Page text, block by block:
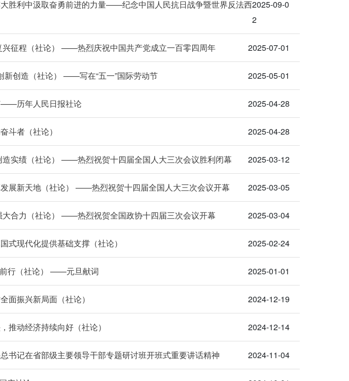
大胜利中汲取奋勇前进的力量——纪念中国人民抗日战争暨世界反法西2025-09-0
2
兴征程（社论） ——热烈庆祝中国共产党成立一百零四周年 2025-07-01
新创造（社论） ——写在“五一”国际劳动节 2025-05-01
——历年人民日报社论 2025-04-28
斗者（社论） 2025-04-28
造实绩（社论） ——热烈祝贺十四届全国人大三次会议胜利闭幕 2025-03-12
发展新天地（社论） ——热烈祝贺十四届全国人大三次会议开幕 2025-03-05
大合力（社论） ——热烈祝贺全国政协十四届三次会议开幕 2025-03-04
式现代化提供基础支撑（社论） 2025-02-24
前行（社论） ——元旦献词 2025-01-01
面振兴新局面（社论） 2024-12-19
推动经济持续向好（社论） 2024-12-14
书记在省部级主要领导干部专题研讨班开班式重要讲话精神 2024-11-04